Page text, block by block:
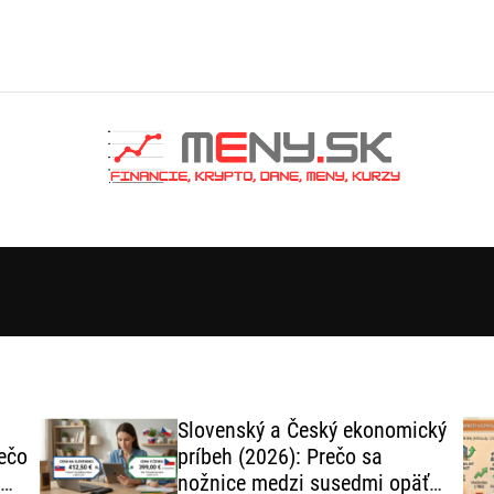
Slovenský a Český ekonomický
príbeh (2026): Prečo sa
nožnice medzi susedmi opäť